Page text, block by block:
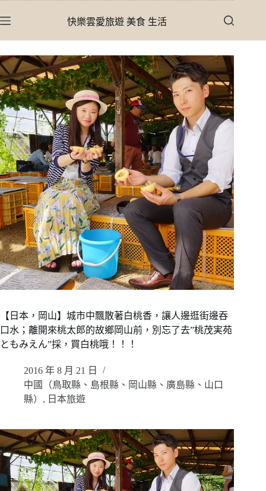
至
內
容
快樂雲愛旅遊 美食 生活
【日本，岡山】城市中飄散著白桃香，讓人邊逛街邊吞
口水；離開來桃太郎的故鄉岡山前，別忘了去”桃茂実苑
ともみえん”採，買白桃哦！！！
2016 年 8 月 21 日
中國（鳥取縣、島根縣、岡山縣、廣島縣、山口
縣） , 日本旅遊